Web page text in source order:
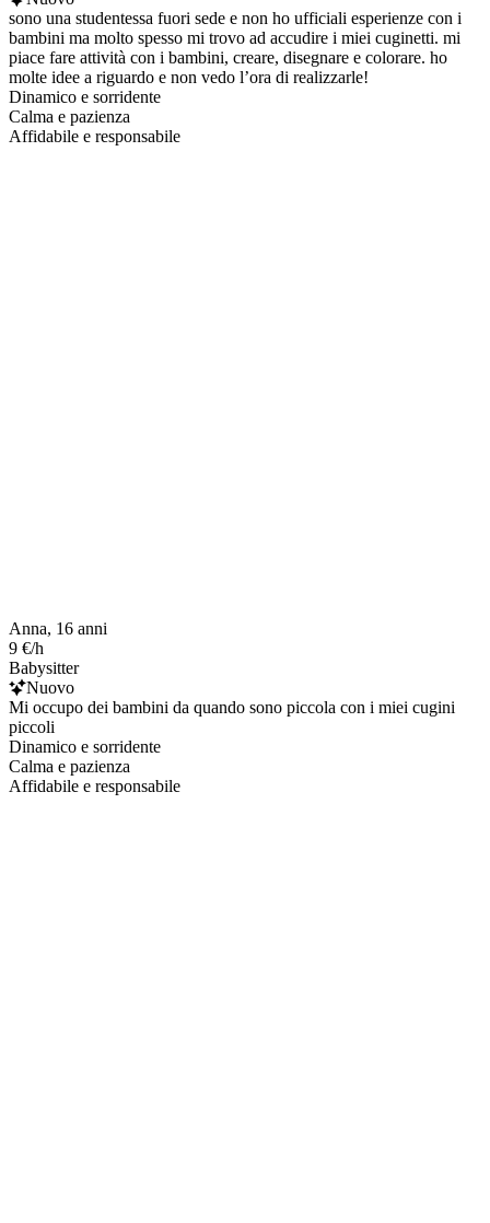
sono una studentessa fuori sede e non ho ufficiali esperienze con i
bambini ma molto spesso mi trovo ad accudire i miei cuginetti. mi
piace fare attività con i bambini, creare, disegnare e colorare. ho
molte idee a riguardo e non vedo l’ora di realizzarle!
Dinamico e sorridente
Calma e pazienza
Affidabile e responsabile
Anna, 16 anni
9 €/h
Babysitter
Nuovo
Mi occupo dei bambini da quando sono piccola con i miei cugini
piccoli
Dinamico e sorridente
Calma e pazienza
Affidabile e responsabile